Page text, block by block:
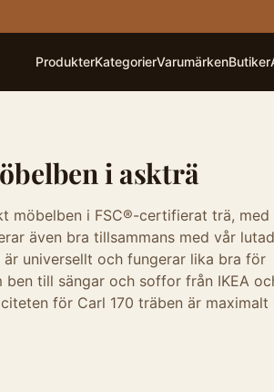
ProdukterKategorierVarumärkenButiker
i askträ
möbelben i FSC®-certifierat trä, med
även bra tillsammans med vår
är universellt och fungerar lika bra för
till sängar och soffor från IKEA
för Carl 170 träben är